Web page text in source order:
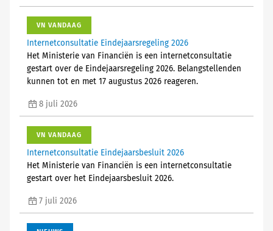
VN VANDAAG
Internetconsultatie Eindejaarsregeling 2026
Het Ministerie van Financiën is een internetconsultatie
gestart over de Eindejaarsregeling 2026. Belangstellenden
kunnen tot en met 17 augustus 2026 reageren.
8 juli 2026
VN VANDAAG
Internetconsultatie Eindejaarsbesluit 2026
Het Ministerie van Financiën is een internetconsultatie
gestart over het Eindejaarsbesluit 2026.
7 juli 2026